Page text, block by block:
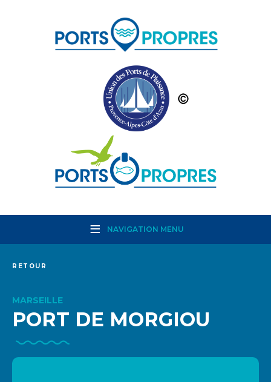
NAVIGATION MENU
RETOUR
MARSEILLE
PORT DE MORGIOU